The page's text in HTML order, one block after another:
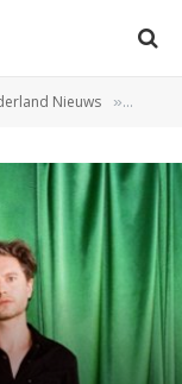
Nieuws »